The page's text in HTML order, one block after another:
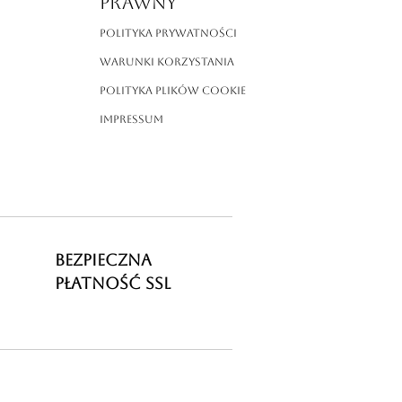
Polityka prywatności
Warunki korzystania
Polityka plików cookie
Impressum
BEZPIECZNA
PŁATNOŚĆ SSL